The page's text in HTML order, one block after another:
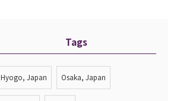
Tags
Hyogo, Japan Osaka, Japan